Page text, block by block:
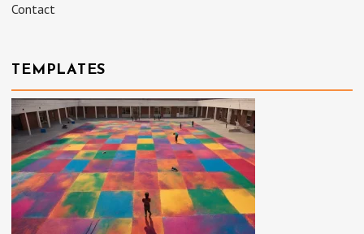
Contact
TEMPLATES